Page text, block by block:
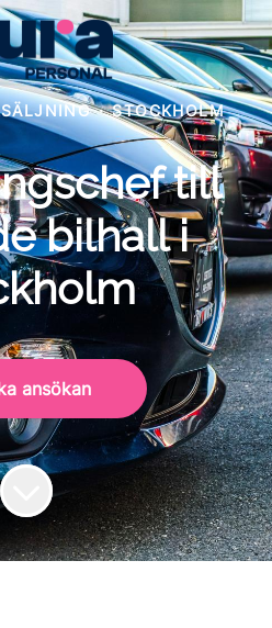
· STOCKHOLM
till
bilhall i
ansökan